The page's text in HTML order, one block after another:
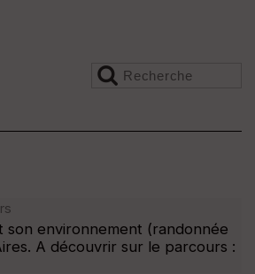
environnement (randonnée
A découvrir sur le parcours :